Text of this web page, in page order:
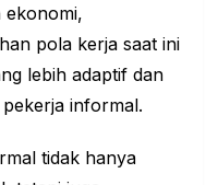
ekonomi,
pola kerja saat ini
lebih adaptif dan
informal.
tidak hanya